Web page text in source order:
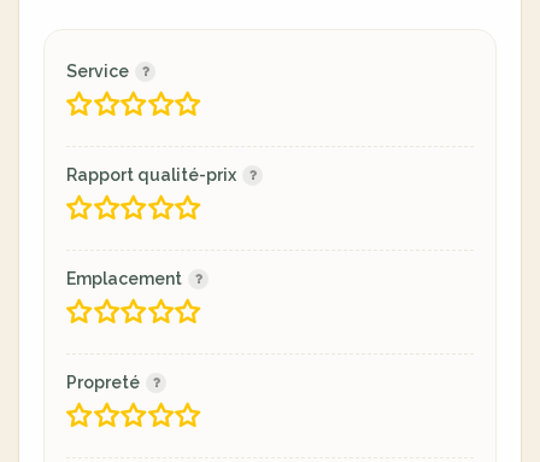
Service
Rapport qualité-prix
Emplacement
Propreté